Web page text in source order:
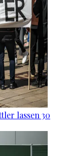
lassen 30